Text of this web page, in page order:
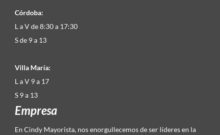
Córdoba:
L a V de 8:30 a 17:30
S de 9 a 13
Villa María:
L a V 9 a 17
S 9 a 13
Empresa
En Cindy Mayorista, nos enorgullecemos de ser líderes en la